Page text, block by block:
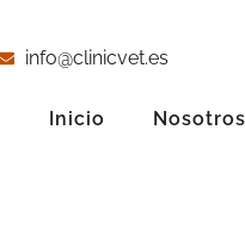
info@clinicvet.es
Inicio Nosotros